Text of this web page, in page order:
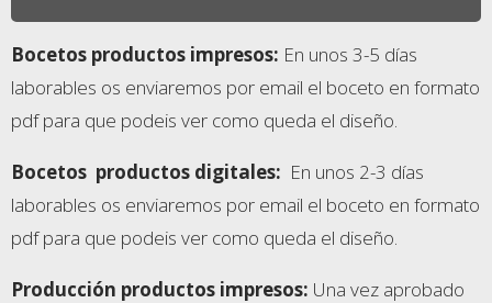
Bocetos productos impresos: En unos 3-5 días
laborables os enviaremos por email el boceto en formato
pdf para que podeis ver como queda el diseño.
Bocetos productos digitales: En unos 2-3 días
laborables os enviaremos por email el boceto en formato
pdf para que podeis ver como queda el diseño.
Producción productos impresos: Una vez aprobado